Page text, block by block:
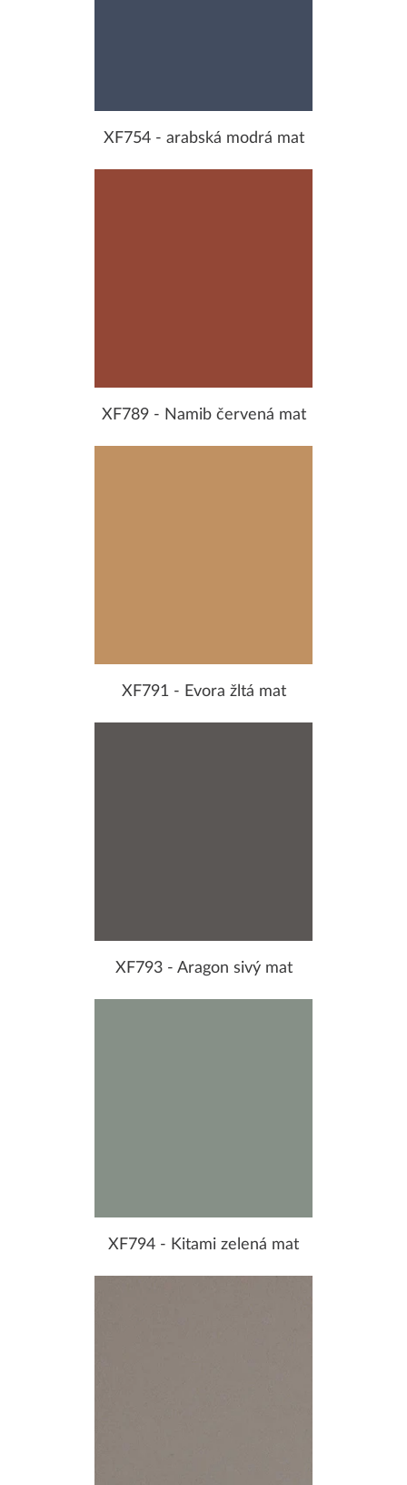
XF754 - arabská modrá mat
XF789 - Namib červená mat
XF791 - Evora žltá mat
XF793 - Aragon sivý mat
XF794 - Kitami zelená mat